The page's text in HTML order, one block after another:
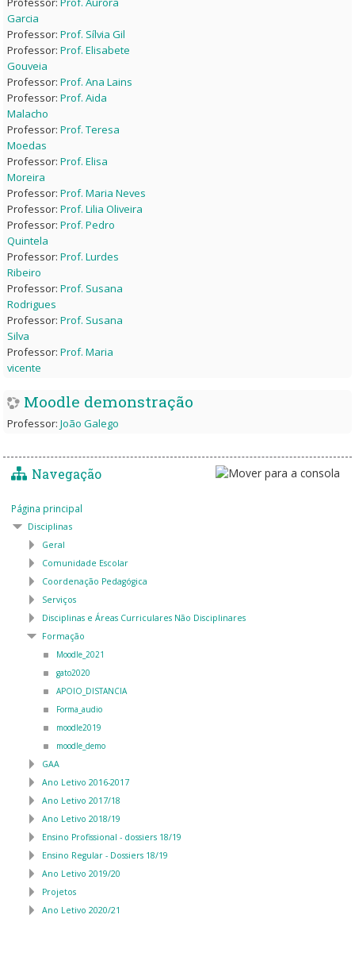
Garcia
Professor:Prof. Sílvia Gil
Professor:Prof. Elisabete
Gouveia
Professor:Prof. Ana Lains
Professor:Prof. Aida
Malacho
Professor:Prof. Teresa
Moedas
Professor:Prof. Elisa
Moreira
Professor:Prof. Maria Neves
Professor:Prof. Lilia Oliveira
Professor:Prof. Pedro
Quintela
Professor:Prof. Lurdes
Ribeiro
Professor:Prof. Susana
Rodrigues
Professor:Prof. Susana
Silva
Professor:Prof. Maria
vicente
Moodle demonstração
Professor:João Galego
Navegação
Página principal
Disciplinas
Geral
Comunidade Escolar
Coordenação Pedagógica
Serviços
Disciplinas e Áreas Curriculares Não Disciplinares
Formação
Moodle_2021
gato2020
APOIO_DISTANCIA
Forma_audio
moodle2019
moodle_demo
GAA
Ano Letivo 2016-2017
Ano Letivo 2017/18
Ano Letivo 2018/19
Ensino Profissional - dossiers 18/19
Ensino Regular - Dossiers 18/19
Ano Letivo 2019/20
Projetos
Ano Letivo 2020/21